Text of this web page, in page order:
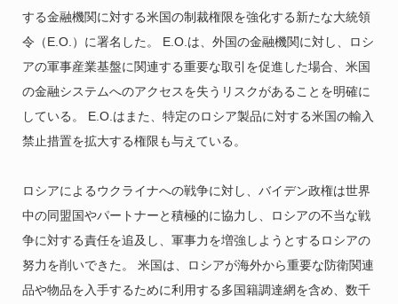
する金融機関に対する米国の制裁権限を強化する新たな大統領
令（E.O.）に署名した。 E.O.は、外国の金融機関に対し、ロシ
アの軍事産業基盤に関連する重要な取引を促進した場合、米国
の金融システムへのアクセスを失うリスクがあることを明確に
している。 E.O.はまた、特定のロシア製品に対する米国の輸入
禁止措置を拡大する権限も与えている。
ロシアによるウクライナへの戦争に対し、バイデン政権は世界
中の同盟国やパートナーと積極的に協力し、ロシアの不当な戦
争に対する責任を追及し、軍事力を増強しようとするロシアの
努力を削いできた。 米国は、ロシアが海外から重要な防衛関連
品や物品を入手するために利用する多国籍調達網を含め、数千